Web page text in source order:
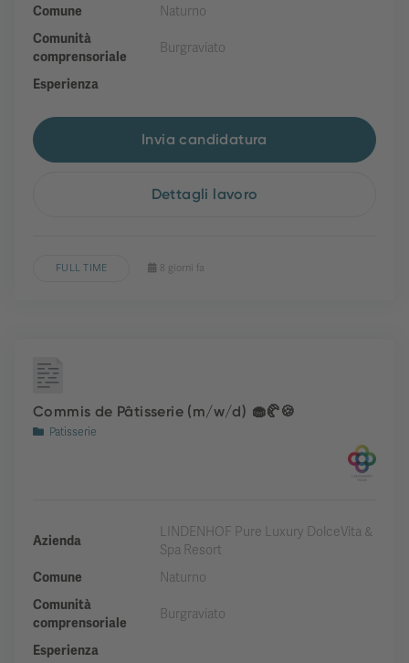
Comune
Naturno
Comunità
comprensoriale
Burgraviato
Esperienza
Invia candidatura
Dettagli lavoro
FULL TIME 8 giorni fa
Commis de Pâtisserie (m/w/d) 🧁🥐🍪
Patisserie
Azienda
LINDENHOF Pure Luxury DolceVita &
Spa Resort
Comune
Naturno
Comunità
comprensoriale
Burgraviato
Esperienza